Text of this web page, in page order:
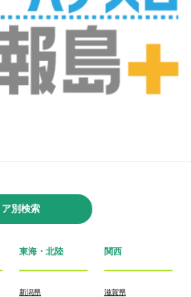
ア別検索
東海・北陸
新潟県
関西
滋賀県